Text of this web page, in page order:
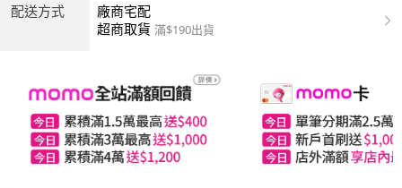
配送方式
廠商宅配
超商取貨 滿$190出貨